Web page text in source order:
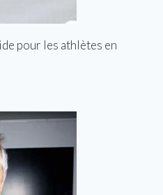
pour les athlètes en